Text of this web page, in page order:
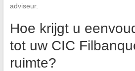
adviseur.
Hoe krijgt u
tot uw CIC
ruimte?